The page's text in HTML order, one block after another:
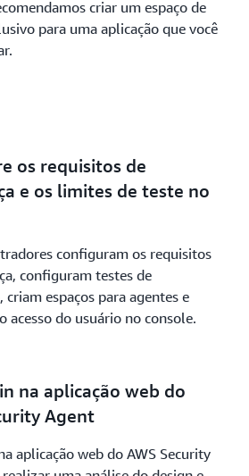
criar um espaço de
para uma aplicação que você
os requisitos de
e os limites de teste no
configuram os requisitos
configuram testes de
criam espaços para agentes e
acesso do usuário no console.
na aplicação web do
Agent
aplicação web do AWS Security